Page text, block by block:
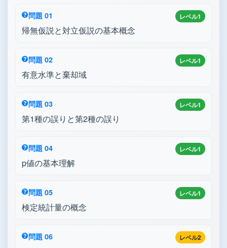
レベル1
問題 01
帰無仮説と対立仮説の基本概念
レベル1
問題 02
有意水準と棄却域
レベル1
問題 03
第1種の誤りと第2種の誤り
レベル1
問題 04
p値の基本理解
レベル1
問題 05
検定統計量の概念
レベル2
問題 06